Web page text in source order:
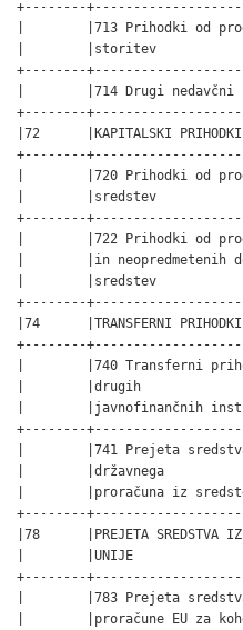
+--------
|        |713 Prihodki od
|        |storitev
+--------
|        |714 Drugi
+--------
|72      |KAPITALSKI
+--------
|        |720 Prihodki od
|        |sredstev
+--------
|        |722 Prihodki od
|        |in
|        |sredstev
+--------
|74      |TRANSFERNI
+--------
|        |740 Transferni
|        |drugih
|
+--------
|        |741 Prejeta
|        |državnega
|        |proračuna iz
+--------
|78      |PREJETA
|        |UNIJE
+--------
|        |783 Prejeta
|        |proračune EU